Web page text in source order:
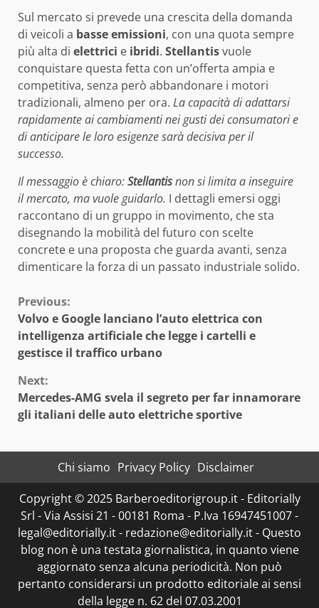
Sul mercato si prevede una crescita della domanda
di veicoli a basse emissioni, con una quota sempre
più alta di elettrici e ibridi. Stellantisvuole
conquistare questa fetta con un’offerta ampia e
competitiva, senza però abbandonare i motori
tradizionali, almeno per ora. La capacità di adattarsi
rapidamente ai cambiamenti nei gusti dei consumatori e
di anticipare le loro esigenze sarà decisiva per il
successo.
Il messaggio è chiaro:Stellantisnon si limita a inseguire
il mercato, ma vuole guidarlo. I dettagli emersi oggi
raccontano di un gruppo in movimento, che sta
disegnando la mobilità del futuro con scelte
concrete e una proposta che guarda avanti, senza
dimenticare la forza di un passato industriale solido.
Continue
Reading
Previous:
Volvo e Google lanciano l’auto elettrica con
intelligenza artificiale che legge i cartelli e
gestisce il traffico urbano
Next:
Mercedes-AMG svela il segreto per far innamorare
gli italiani delle auto elettriche sportive
Chi siamo Privacy Policy Disclaimer
Copyright © 2025 Barberoeditorigroup.it - Editorially
Srl - Via Assisi 21 - 00181 Roma - P.Iva 16947451007 -
legal@editorially.it - redazione@editorially.it - Questo
blog non è una testata giornalistica, in quanto viene
aggiornato senza alcuna periodicità. Non può
pertanto considerarsi un prodotto editoriale ai sensi
della legge n. 62 del 07.03.2001